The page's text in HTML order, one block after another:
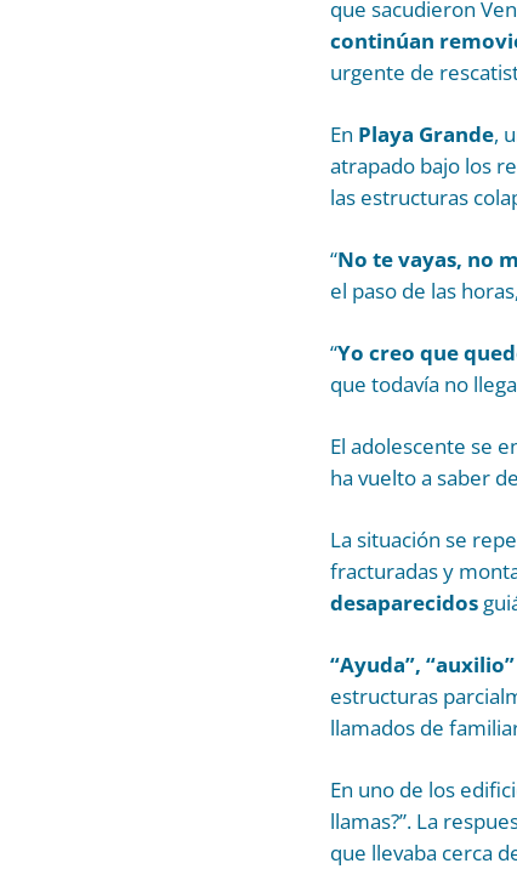
que sacudieron
continúan
urgente de
En Playa Grande,
atrapado bajo los
las estructuras
“No te vayas, no
el paso de las
“Yo creo que
que todavía no
El adolescente se
ha vuelto a saber
La situación se
fracturadas y
desaparecidos
“Ayuda”,
estructuras
llamados de
En uno de los
llamas?”. La
que llevaba cerca